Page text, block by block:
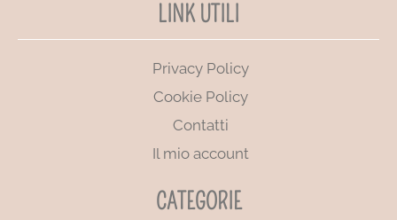
LINK UTILI
Privacy Policy
Cookie Policy
Contatti
Il mio account
CATEGORIE